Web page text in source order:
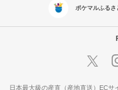
ポケマルふるさ
日本最大級の産直（産地直送）ECサ